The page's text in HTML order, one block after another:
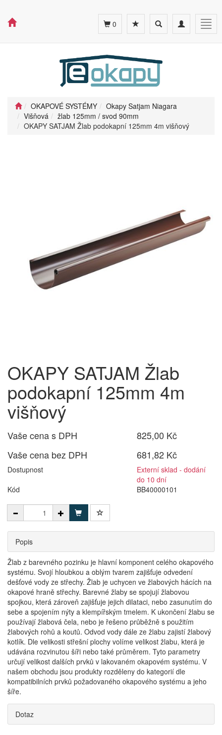
Toggle
navigation
Toggle
search
0
OKAPOVÉ SYSTÉMY
Okapy Satjam Niagara
Višňová
žlab 125mm / svod 90mm
OKAPY SATJAM Žlab podokapní 125mm 4m višňový
OKAPY SATJAM Žlab
podokapní 125mm 4m
višňový
Vaše cena s DPH
825,00 Kč
Vaše cena bez DPH
681,82 Kč
Dostupnost
Externí sklad - dodání
do 10 dní
Kód
BB40000101
Popis
Žlab z barevného pozinku je hlavní komponent celého okapového
systému. Svojí hloubkou a oblým tvarem zajišťuje odvedení
dešťové vody ze střechy. Žlab je uchycen ve žlabových hácích na
okapové hraně střechy. Barevné žlaby se spojují žlabovou
spojkou, která zároveň zajišťuje jejich dilataci, nebo zasunutím do
sebe a spojením nýty a klempířským tmelem. K ukončení žlabu se
používají žlabová čela, nebo je řešeno průběžně s použitím
žlabových rohů a koutů. Odvod vody dále ze žlabu zajistí žlabový
kotlík. Dle velikosti střešní plochy volíme velikost žlabu, která je
udávána rozvinutou šíři nebo také průměrem. Tyto parametry
určují velikost dalších prvků v lakovaném okapovém systému. V
našem obchodu jsou produkty rozděleny do kategorií dle
kompatibilních prvků požadovaného okapového systému a jeho
šíře.
Dotaz